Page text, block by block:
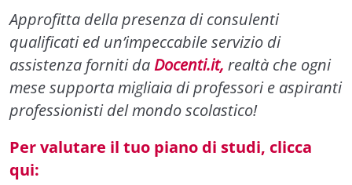
Approfitta della presenza di consulenti
qualificati ed un’impeccabile servizio di
assistenza forniti daDocenti.it, realtà che ogni
mese supporta migliaia di professori e aspiranti
professionisti del mondo scolastico!
Per valutare il tuo piano di studi, clicca
qui: